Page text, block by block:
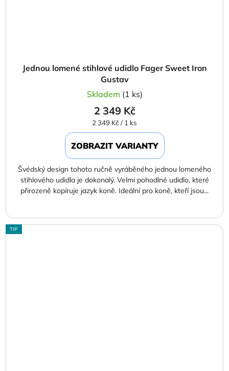
Jednou lomené stihlové udidlo Fager Sweet Iron
Gustav
Skladem (1 ks)
2 349 Kč
Měrná
cena:
2 349 Kč / 1 ks
ZOBRAZIT VARIANTY
Švédský design tohoto ručně vyráběného jednou lomeného
stihlového udidla je dokonalý. Velmi pohodlné udidlo, které
přirozeně kopíruje jazyk koně. Ideální pro koně, kteří jsou...
TIP